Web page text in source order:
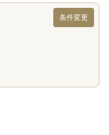
条件変更